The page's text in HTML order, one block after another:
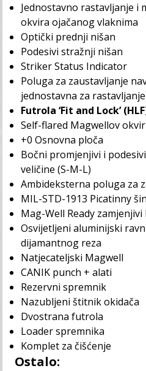
Jednostavno rastavljanje i
okvira ojačanog vlaknima
Optički prednji nišan
Podesivi stražnji nišan
Striker Status Indicator
Poluga za zaustavljanje
jednostavna za rastavljanje
Futrola ‘Fit and Lock’
Self-flared Magwellov okvir
+0 Osnovna ploča
Bočni promjenjivi i
veličine (S-M-L)
Ambideksterna poluga za
MIL-STD-1913 Picatinny
Mag-Well Ready
Osvijetljeni aluminijski
dijamantnog reza
Natjecateljski Magwell
CANIK punch + alati
Rezervni spremnik
Nazubljeni štitnik okidača
Dvostrana futrola
Loader spremnika
Komplet za čišćenje
Ostalo: